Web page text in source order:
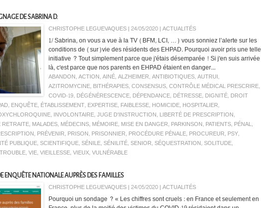
DE SABRINA D.
CHRISTOPHE LEGUEVAQUES | 24/05/2020 | ACTUALITÉS
1/ Sabrina, on vous a vue à la TV (BFM, LCI, …) vous sonniez l’alerte sur les
conditions de (sur)vie des résidents des EHPAD. Pourquoi avoir pris une telle
initiative ? Tout simplement parce que j'étais désemparée ! Si j'en suis arrivée
là, c'est parce que nos parents en EHPAD étaient en danger...
ABANDON, ACTION, AINÉ, ALZHEIMER, ANTIBIOTIQUES, AUTRUI,
AZITROMYCINE, BITHÉRAPIES, CONSENSUS, CONTRÔLE MÉDICAL PRESCRIRE,
COVID-19, DÉGÉNÉRESCENCE, DÉPENDANCE, DÉTRESSE, DIGNITÉ, DROIT
, ENQUÊTE, ÉTABLISSEMENT, EXPERTISE, FAIBLESSE, HOMICIDE, HOSPITALIER,
, INVOLONTAIRE, JUGE D'INSTRUCTION, LIBERTÉ DE PRESCRIPTION,
RETRAITE, MALADES, MÉDECINS, MÉMOIRE, MISE EN DANGER, PARKINSON, PATIENTS, PÉNAL,
, PRÉVENIR, PRISON, PRISONNIER, PROCÉDURE PÉNALE, PROCUREUR, PSY,
PUBLIQUE, SCIENTIFIQUE, SÉNILE, SÉNILITÉ, SENIOR, SÉQUESTRATION, SOLITUDE,
TROUBLE, VIE, VIEILLESSE, VIEUX, VULNÉRABLE
ENQUÊTE NATIONALE AUPRÈS DES FAMILLES
CHRISTOPHE LEGUEVAQUES | 24/05/2020 | ACTUALITÉS
Pourquoi un sondage ? « Les chiffres sont cruels : en France et seulement en